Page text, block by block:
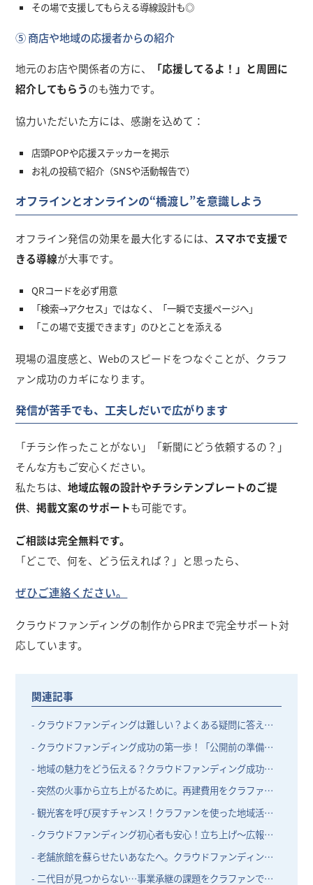
その場で支援してもらえる導線設計も◎
⑤ 商店や地域の応援者からの紹介
地元のお店や関係者の方に、
「応援してるよ！」と周囲に
紹介してもらうのも強力です。
協力いただいた方には、感謝を込めて：
店頭POPや応援ステッカーを掲示
お礼の投稿で紹介（SNSや活動報告で）
オフラインとオンラインの“橋渡し”を意識しよう
オフライン発信の効果を最大化するには、 スマホで支援で
きる導線が大事です。
QRコードを必ず用意
「検索→アクセス」ではなく、「一瞬で支援ページへ」
「この場で支援できます」のひとことを添える
現場の温度感と、Webのスピードをつなぐことが、クラフ
ァン成功のカギになります。
発信が苦手でも、工夫しだいで広がります
「チラシ作ったことがない」「新聞にどう依頼するの？」
そんな方もご安心ください。
私たちは、地域広報の設計やチラシテンプレートのご提
供、掲載文案のサポートも可能です。
ご相談は完全無料です。
「どこで、何を、どう伝えれば？」と思ったら、
ぜひご連絡ください。
クラウドファンディングの制作からPRまで完全サポート対
応しています。
関連記事
- クラウドファンディングは難しい？よくある疑問に答えま
- クラウドファンディング成功の第一歩！「公開前の準備」
- 地域の魅力をどう伝える？クラウドファンディング成功の
- 突然の火事から立ち上がるために。再建費用をクラファン
- 観光客を呼び戻すチャンス！クラファンを使った地域活性
- クラウドファンディング初心者も安心！立ち上げ〜広報ま
- 老舗旅館を蘇らせたいあなたへ。クラウドファンディング
- 二代目が見つからない…事業承継の課題をクラファンで突